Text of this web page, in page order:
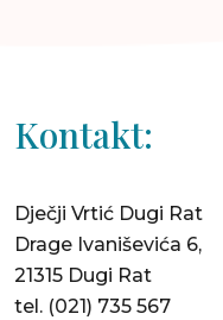
Kontakt:
Dječji Vrtić Dugi Rat
Drage Ivaniševića 6,
21315 Dugi Rat
tel. (021) 735 567